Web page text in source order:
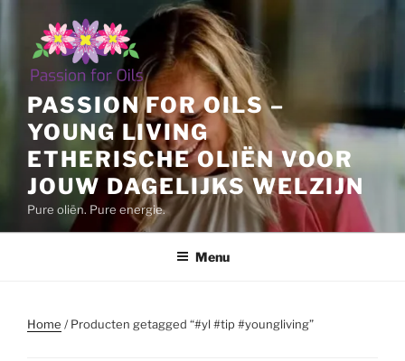
inhoud
PASSION FOR OILS –
YOUNG LIVING
ETHERISCHE OLIËN VOOR
JOUW DAGELIJKS WELZIJN
Pure oliën. Pure energie.
Menu
Home / Producten getagged “#yl #tip #youngliving”